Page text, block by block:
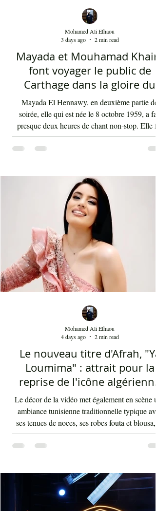
Mayada et Mouhamad Khairy
font voyager le public de
Carthage dans la gloire du
chant et de la musique
d'antan
Mayada El Hennawy, en deuxième partie de
soirée, elle qui est née le 8 octobre 1959, a fait
presque deux heures de chant non-stop. Elle
accompagnée par un orchestre qui contenait
meilleurs musiciens du pays qui s'exécutaient
matin, la diva syrienne a chanté les tubes qui
fait sa gloire et qui passent en boucle depuis
décennies dans les radios de masse dans not
Mohamed Ali Elhaou
3 days ago
2 min read
Le nouveau titre d'Afrah, "Ya
Loumima" : attrait pour la
reprise de l'icône algérienne
Rabah Driassa
Le décor de la vidéo met également en scène
ambiance tunisienne traditionnelle typique
ses tenues de noces, ses robes fouta et blousa,
décoration, ses chandelles festives, ses
de beauté, ainsi que la foule attirée et entraînée
applaudissements sincères. "Ya Loumima"
sans doute, à capturer toute l'ambivalence de
moment précieux grâce à une performance
Mohamed Ali Elhaou
4 days ago
2 min read